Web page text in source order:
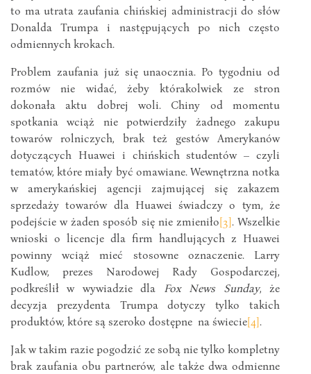
to ma utrata zaufania chińskiej administracji do słów
Donalda Trumpa i następujących po nich często
odmiennych krokach.
Problem zaufania już się unaocznia. Po tygodniu od
rozmów nie widać, żeby którakolwiek ze stron
dokonała aktu dobrej woli. Chiny od momentu
spotkania wciąż nie potwierdziły żadnego zakupu
towarów rolniczych, brak też gestów Amerykanów
dotyczących Huawei i chińskich studentów – czyli
tematów, które miały być omawiane. Wewnętrzna notka
w amerykańskiej agencji zajmującej się zakazem
sprzedaży towarów dla Huawei świadczy o tym, że
podejście w żaden sposób się nie zmieniło[3]. Wszelkie
wnioski o licencje dla firm handlujących z Huawei
powinny wciąż mieć stosowne oznaczenie. Larry
Kudlow, prezes Narodowej Rady Gospodarczej,
podkreślił w wywiadzie dla
Fox News Sunday, że
decyzja prezydenta Trumpa dotyczy tylko takich
produktów, które są szeroko dostępne na świecie[4].
Jak w takim razie pogodzić ze sobą nie tylko kompletny
brak zaufania obu partnerów, ale także dwa odmienne